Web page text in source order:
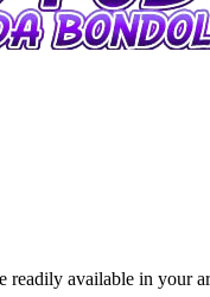
readily available in your